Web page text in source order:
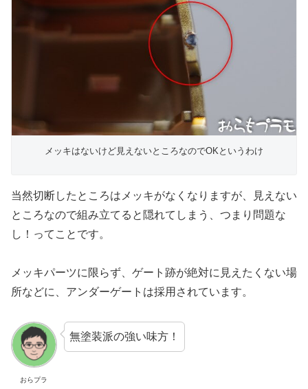
メッキはないけど見えないところなのでOKというわけ
当然切断したところはメッキがなくなりますが、見えない
ところなので組み立てると隠れてしまう、つまり問題な
し！ってことです。
メッキパーツに限らず、ゲート跡が絶対に見えたくない場
所などに、アンダーゲートは採用されています。
おらプラ
無塗装派の強い味方！